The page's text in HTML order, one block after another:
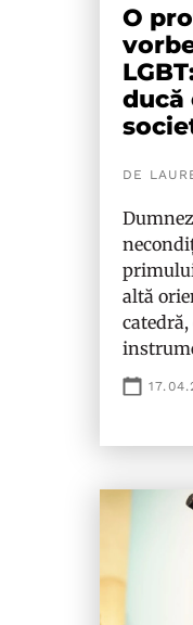
O
ducă
DE
altă
catedră,